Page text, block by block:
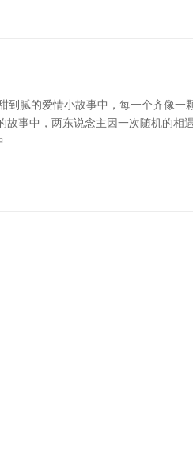
腻的爱情小故事中，每一个齐像一
事中，两东说念主因一次随机的相